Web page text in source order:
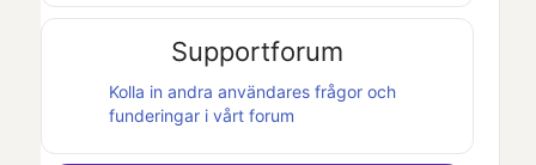
Supportforum
Kolla in andra användares frågor och
funderingar i vårt forum